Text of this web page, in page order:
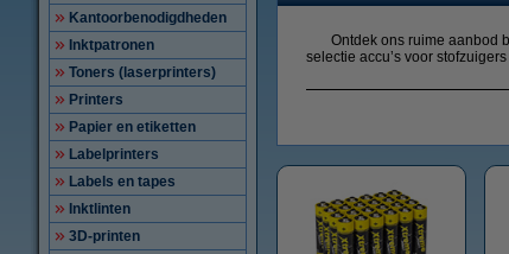
Kantoorbenodigdheden
Inktpatronen
Toners (laserprinters)
Printers
Papier en etiketten
Labelprinters
Labels en tapes
Inktlinten
3D-printen
Ontdek ons ruime aanbod
selectie accu’s voor